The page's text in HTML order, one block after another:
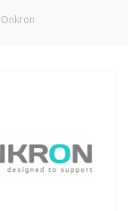
Onkron